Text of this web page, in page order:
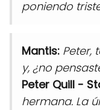
poniendo
Mantis: Peter,
y, ¿no
Peter Quill -
hermana. La